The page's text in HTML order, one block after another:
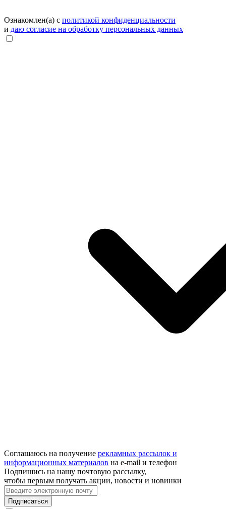
Ознакомлен(а) с политикой конфиденциальности
и даю согласие на обработку персональных данных
Соглашаюсь на получение рекламных рассылок и
информационных материалов на e‑mail и телефон
Подпишись на нашу почтовую рассылку,
чтобы первым получать акции, новости и новинки
Подписаться